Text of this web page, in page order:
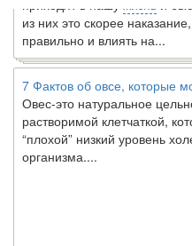
из них это скорее
правильно и влиять на...
Овес-это натуральное
растворимой клетчаткой,
“плохой” низкий уровень
организма....